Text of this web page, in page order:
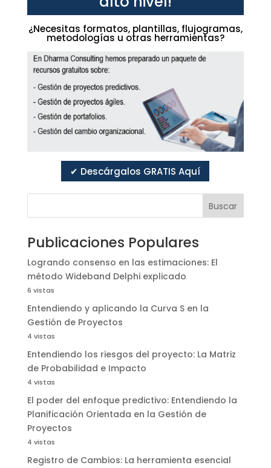
¿Necesitas formatos, plantillas, flujogramas,
metodologías u otras herramientas?
✔ Descárgalos GRATIS Aquí
Buscar
Publicaciones Populares
Logrando consenso en las estimaciones: El
método Wideband Delphi explicado
6 vistas
Entendiendo y aplicando la Curva S en la
Gestión de Proyectos
4 vistas
Entendiendo los riesgos del proyecto: La Matriz
de Probabilidad e Impacto
4 vistas
El poder del enfoque predictivo: Entendiendo la
Planificación Orientada en la Gestión de
Proyectos
4 vistas
Registro de Cambios: La herramienta esencial